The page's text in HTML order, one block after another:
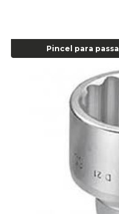
Agulha Inserto Pneu s/
Agulha Inserto Pneu s/
Agulha Inserto Pneus s/
Agulha para Aplicação
Alicate Anéis Interno Reto
Alicate Bico Curvo - Cod 01781
Alicate Bico Reto - Cod
Alicate Bico Reto Tipo
Alicate Bomba D Água -
Alicate Corte Diagonal - Cod
Alicate Corte Frontal - Cod
Pincel para